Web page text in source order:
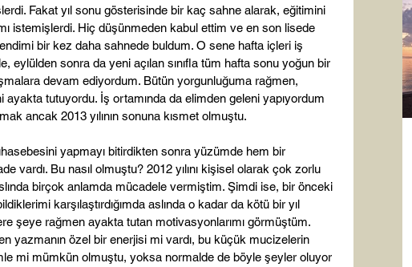
Fakat yıl sonu gösterisinde bir kaç sahne alarak, eğitimini
istemişlerdi. Hiç düşünmeden kabul ettim ve en son lisede
bir kez daha sahnede buldum. O sene hafta içleri iş
eylülden sonra da yeni açılan sınıfla tüm hafta sonu yoğun bir
devam ediyordum. Bütün yorgunluğuma rağmen,
tutuyordu. İş ortamında da elimden geleni yapıyordum
ancak 2013 yılının sonuna kısmet olmuştu.
yapmayı bitirdikten sonra yüzümde hem bir
vardı. Bu nasıl olmuştu? 2012 yılını kişisel olarak çok zorlu
birçok anlamda mücadele vermiştim. Şimdi ise, bir önceki
karşılaştırdığımda aslında o kadar da kötü bir yıl
şeye rağmen ayakta tutan motivasyonlarımı görmüştüm.
yazmanın özel bir enerjisi mi vardı, bu küçük mucizelerin
mi mümkün olmuştu, yoksa normalde de böyle şeyler oluyor